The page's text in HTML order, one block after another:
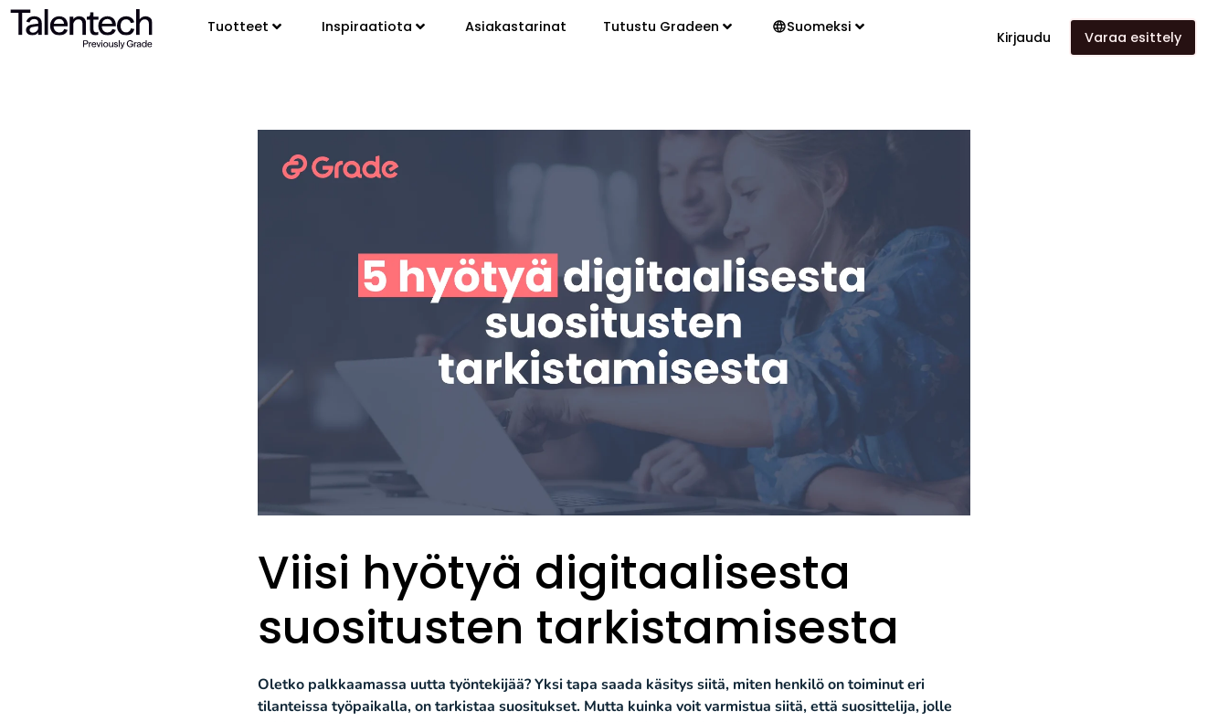
Tuotteet Inspiraatiota Asiakastarinat Tutustu Gradeen Suomeksi
Kirjaudu Varaa esittely
Viisi hyötyä digitaalisesta
suositusten tarkistamisesta
Oletko palkkaamassa uutta työntekijää? Yksi tapa saada käsitys siitä, miten henkilö on toiminut eri
tilanteissa työpaikalla, on tarkistaa suositukset. Mutta kuinka voit varmistua siitä, että suosittelija, jolle